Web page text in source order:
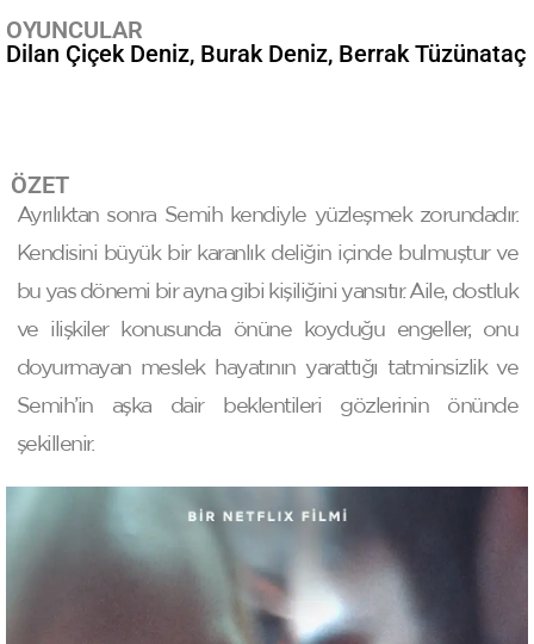
OYUNCULAR
Dilan Çiçek Deniz Burak Deniz Berrak Tüzünataç
ÖZET
Ayrılıktan sonra Semih kendiyle yüzleşmek zorundadır.
Kendisini büyük bir karanlık deliğin içinde bulmuştur ve
bu yas dönemi bir ayna gibi kişiliğini yansıtır. Aile, dostluk
ve ilişkiler konusunda önüne koyduğu engeller, onu
doyurmayan meslek hayatının yarattığı tatminsizlik ve
Semih’in aşka dair beklentileri gözlerinin önünde
şekillenir.